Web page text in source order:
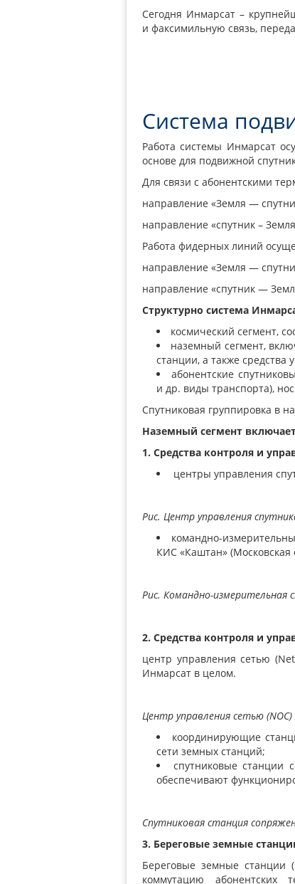
Сегодня Инмарсат –
и факсимильную связь,
Система
Работа системы Инмарсат
основе для подвижной
Для связи с абонентскими
направление «Земля —
направление «спутник –
Работа фидерных линий
направление «Земля —
направление «спутник —
Структурно система
космический сегмент,
наземный сегмент,
станции, а также
абонентские
и др. виды транспорта),
Спутниковая группировка в
Наземный сегмент
1. Средства контроля и
центры управления
Рис. Центр управления
командно-
КИС «Каштан» (Московская
Рис. Командно-измерительная
2. Средства контроля и
центр управления сетью
Инмарсат в целом.
Центр управления сетью (NOC)
координирующие
сети земных станций;
спутниковые станции
обеспечивают
Спутниковая станция
3. Береговые земные
Береговые земные станции
коммутацию абонентских